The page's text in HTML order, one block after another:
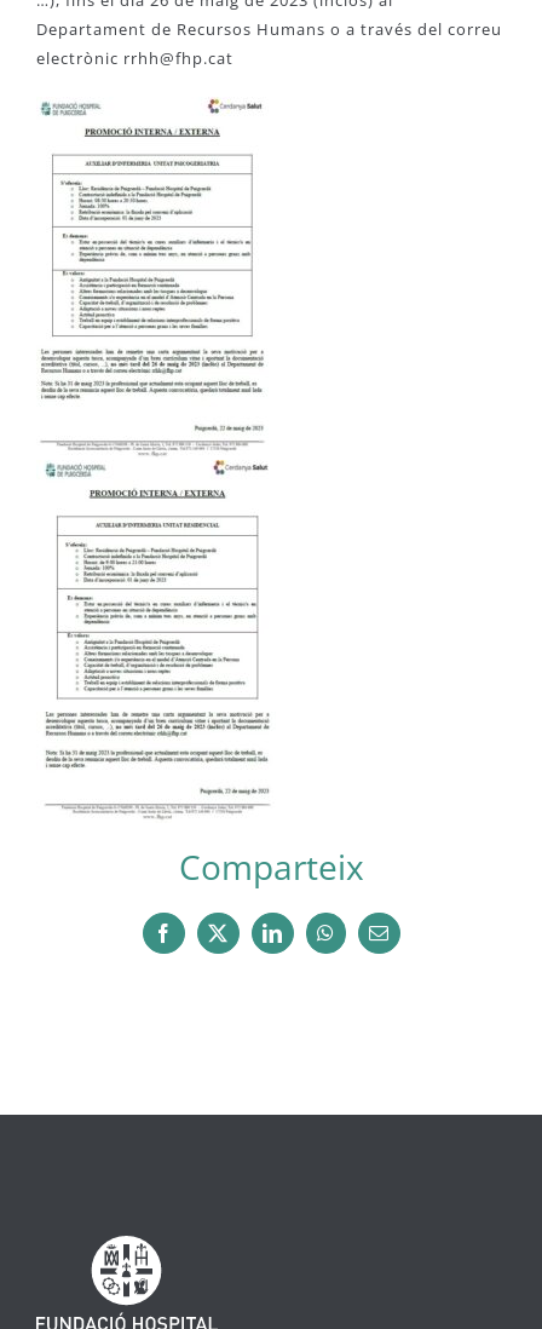
Departament de Recursos Humans o a través del correu
electrònic rrhh@fhp.cat
Comparteix
Facebook
X LinkedInWhatsApp
Email: